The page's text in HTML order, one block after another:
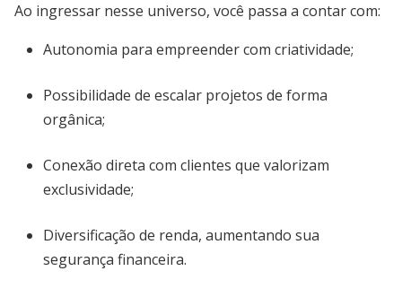
Ao ingressar nesse universo, você passa a contar com:
Autonomia para empreender com criatividade;
Possibilidade de escalar projetos de forma
orgânica;
Conexão direta com clientes que valorizam
exclusividade;
Diversificação de renda, aumentando sua
segurança financeira.